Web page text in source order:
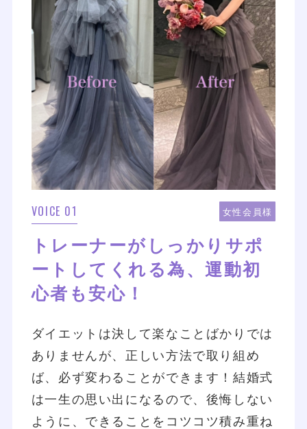
VOICE 01 女性会員様
トレーナーがしっかりサポ
ートしてくれる為、運動初
心者も安心！
ダイエットは決して楽なことばかりでは
ありませんが、正しい方法で取り組め
ば、必ず変わることができます！結婚式
は一生の思い出になるので、後悔しない
ように、できることをコツコツ積み重ね